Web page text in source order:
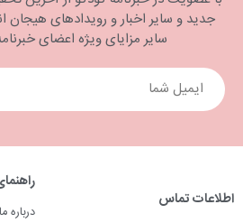
جدید و سایر اخبار و رویدادهای هیجان
سایر مزایای ویژه اعضای
اطلاعات تماس
درباره ما